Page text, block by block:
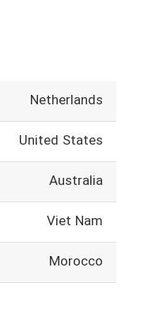
Netherlands
United States
Australia
Viet Nam
Morocco